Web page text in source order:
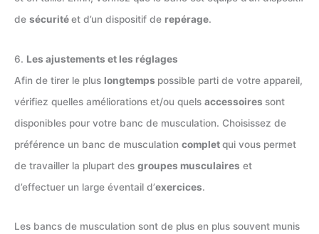
de sécuritéet d’un dispositif de repérage.
6. Les ajustements et les réglages
Afin de tirer le plus longtemps possible parti de votre appareil,
vérifiez quelles améliorations et/ou quels accessoires sont
disponibles pour votre banc de musculation. Choisissez de
préférence un banc de musculation completqui vous permet
de travailler la plupart des groupes musculaires et
d’effectuer un large éventail d’exercices.
Les bancs de musculation sont de plus en plus souvent munis